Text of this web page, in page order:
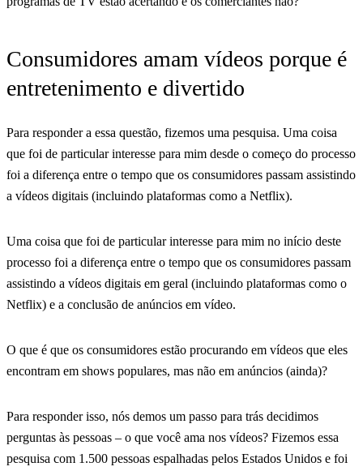
Consumidores amam vídeos porque é
entretenimento e divertido
Para responder a essa questão, fizemos uma pesquisa. Uma coisa
que foi de particular interesse para mim desde o começo do processo
foi a diferença entre o tempo que os consumidores passam assistindo
a vídeos digitais (incluindo plataformas como a Netflix).
Uma coisa que foi de particular interesse para mim no início deste
processo foi a diferença entre o tempo que os consumidores passam
assistindo a vídeos digitais em geral (incluindo plataformas como o
Netflix) e a conclusão de anúncios em vídeo.
O que é que os consumidores estão procurando em vídeos que eles
encontram em shows populares, mas não em anúncios (ainda)?
Para responder isso, nós demos um passo para trás decidimos
perguntas às pessoas – o que você ama nos vídeos? Fizemos essa
pesquisa com 1.500 pessoas espalhadas pelos Estados Unidos e foi